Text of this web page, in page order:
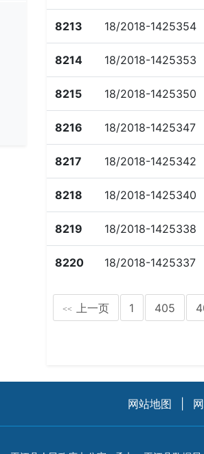
8213 18/2018-1425354
8214 18/2018-1425353
8215 18/2018-1425350
8216 18/2018-1425347
8217 18/2018-1425342
8218 18/2018-1425340
8219 18/2018-1425338
8220 18/2018-1425337
<< 上一页 1 405
网站地图